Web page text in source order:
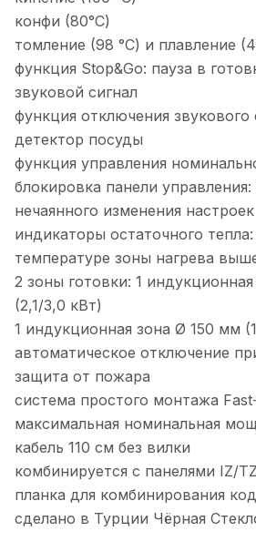
конфи (80°С)
томление (98 °С) и плавление
функция Stop&Go: пауза в
звуковой сигнал
функция отключения звукового
детектор посуды
функция управления
блокировка панели
нечаянного изменения настроек
индикаторы остаточного
температуре зоны нагрева
2 зоны готовки: 1
(2,1/3,0 кВт)
1 индукционная зона Ø 150 мм
автоматическое отключение
защита от пожара
система простого монтажа
максимальная номинальная
кабель 110 см без вилки
комбинируется с панелями IZ/
планка для комбинирования
сделано в Турции Чёрная